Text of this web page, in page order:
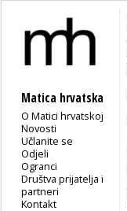
Matica hrvatska
O Matici hrvatskoj
Novosti
Učlanite se
Odjeli
Ogranci
Društva prijatelja i
partneri
Kontakt